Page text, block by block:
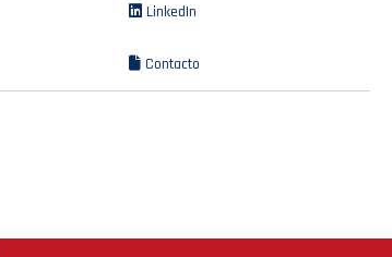
LinkedIn
Contacto